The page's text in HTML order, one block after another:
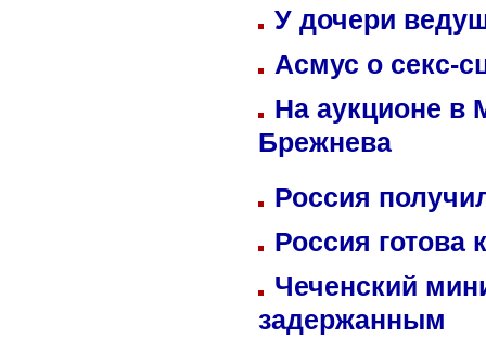
У дочери
Асмус о секс-
На аукционе в
Брежнева
Россия
Россия готова
Чеченский
задержанным